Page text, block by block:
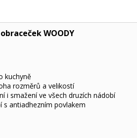
WOODY
kuchyně
rozměrů a velikostí
i smažení ve všech druzích nádobí
s antiadhezním povlakem